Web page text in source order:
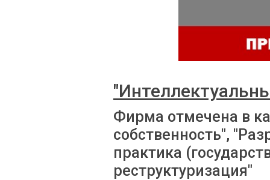
Фирма отмечена в
собственность",
практика
реструктуризация"